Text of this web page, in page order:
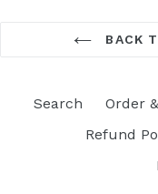
BACK
Search Order
Refund